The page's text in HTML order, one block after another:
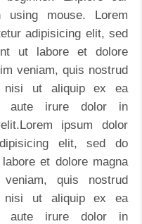
using mouse. Lorem
adipisicing elit, sed
ut labore et dolore
veniam, quis nostrud
nisi ut aliquip ex ea
aute irure dolor in
ipsum dolor
elit, sed do
et dolore magna
quis nostrud
nisi ut aliquip ex ea
aute irure dolor in